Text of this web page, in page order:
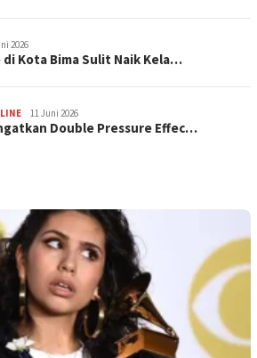
2026
di Kota Bima Sulit Naik Kela…
11 Juni 2026
Double Pressure Effec…